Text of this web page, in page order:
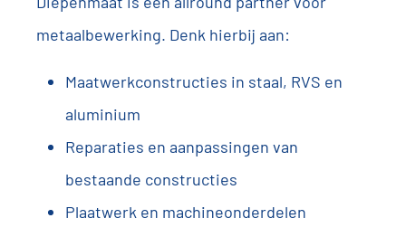
metaalbewerking. Denk hierbij aan:
Maatwerkconstructies in staal, RVS en
aluminium
Reparaties en aanpassingen van
bestaande constructies
Plaatwerk en machineonderdelen